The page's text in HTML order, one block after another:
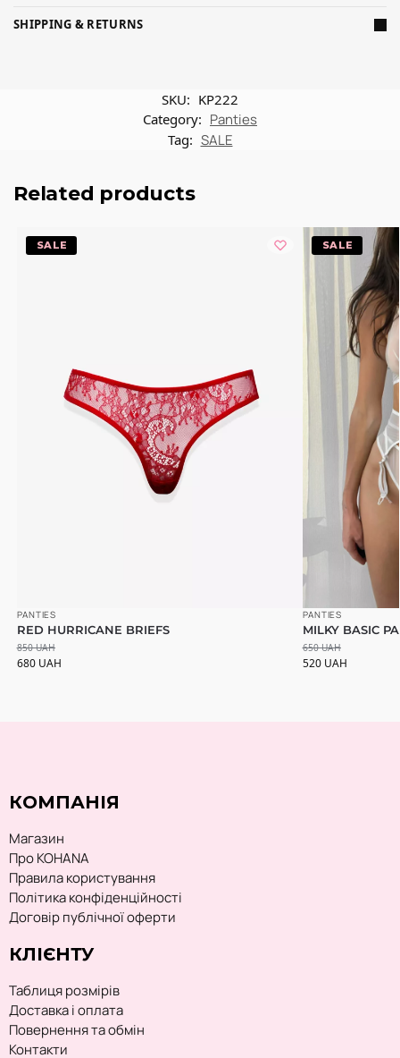
SHIPPING & RETURNS
SKU: KP222
Category: Panties
Tag: SALE
Related products
-20%
PANTIES
RED HURRICANE BRIEFS
850UAH
680 UAH
-20%
PANTIES
MILKY BASIC
650UAH
520 UAH
КОМПАНІЯ
Магазин
Про KOHANA
Правила користування
Політика конфіденційності
Договір публічної оферти
КЛІЄНТУ
Таблиця розмірів
Доставка і оплата
Повернення та обмін
Контакти